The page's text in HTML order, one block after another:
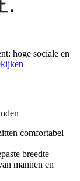
hoge sociale en
comfortabel
breedte
mannen en